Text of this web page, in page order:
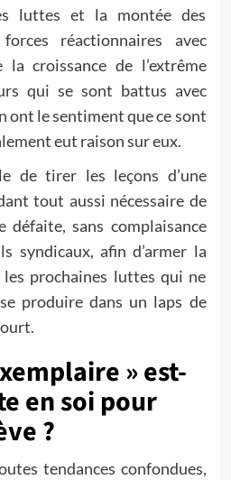
luttes et la montée des
réactionnaires avec
la croissance de l’extrême
qui se sont battus avec
ont le sentiment que ce sont
eut raison sur eux.
de tirer les leçons d’une
tout aussi nécessaire de
défaite, sans complaisance
syndicaux, afin d’armer la
prochaines luttes qui ne
produire dans un laps de
» est-
en soi pour
?
tendances confondues,